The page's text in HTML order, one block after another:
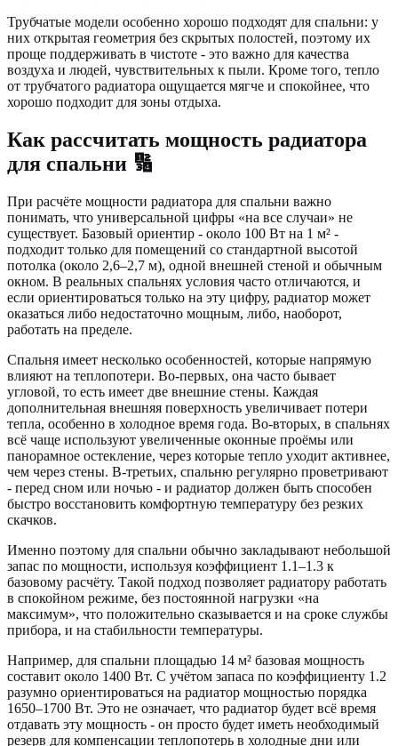
Трубчатые модели особенно хорошо подходят для спальни: у
них открытая геометрия без скрытых полостей, поэтому их
проще поддерживать в чистоте - это важно для качества
воздуха и людей, чувствительных к пыли. Кроме того, тепло
от трубчатого радиатора ощущается мягче и спокойнее, что
хорошо подходит для зоны отдыха.
Как рассчитать мощность радиатора
для спальни 🔢
При расчёте мощности радиатора для спальни важно
понимать, что универсальной цифры «на все случаи» не
существует. Базовый ориентир - около 100 Вт на 1 м² -
подходит только для помещений со стандартной высотой
потолка (около 2,6–2,7 м), одной внешней стеной и обычным
окном. В реальных спальнях условия часто отличаются, и
если ориентироваться только на эту цифру, радиатор может
оказаться либо недостаточно мощным, либо, наоборот,
работать на пределе.
Спальня имеет несколько особенностей, которые напрямую
влияют на теплопотери. Во-первых, она часто бывает
угловой, то есть имеет две внешние стены. Каждая
дополнительная внешняя поверхность увеличивает потери
тепла, особенно в холодное время года. Во-вторых, в спальнях
всё чаще используют увеличенные оконные проёмы или
панорамное остекление, через которые тепло уходит активнее,
чем через стены. В-третьих, спальню регулярно проветривают
- перед сном или ночью - и радиатор должен быть способен
быстро восстановить комфортную температуру без резких
скачков.
Именно поэтому для спальни обычно закладывают небольшой
запас по мощности, используя коэффициент 1.1–1.3 к
базовому расчёту. Такой подход позволяет радиатору работать
в спокойном режиме, без постоянной нагрузки «на
максимум», что положительно сказывается и на сроке службы
прибора, и на стабильности температуры.
Например, для спальни площадью 14 м² базовая мощность
составит около 1400 Вт. С учётом запаса по коэффициенту 1.2
разумно ориентироваться на радиатор мощностью порядка
1650–1700 Вт. Это не означает, что радиатор будет всё время
отдавать эту мощность - он просто будет иметь необходимый
резерв для компенсации теплопотерь в холодные дни или